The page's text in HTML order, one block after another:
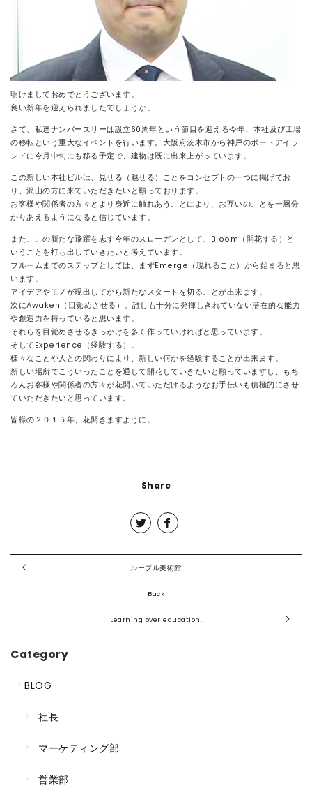
明けましておめでとうございます。
良い新年を迎えられましたでしょうか。
さて、私達ナンバースリーは設立60周年という節目を迎える今年、本社及び工場
の移転という重大なイベントを行います。大阪府茨木市から神戸のポートアイラ
ンドに今月中旬にも移る予定で、建物は既に出来上がっています。
この新しい本社ビルは、見せる（魅せる）ことをコンセプトの一つに掲げてお
り、沢山の方に来ていただきたいと願っております。
お客様や関係者の方々とより身近に触れあうことにより、お互いのことを一層分
かりあえるようになると信じています。
また、この新たな飛躍を志す今年のスローガンとして、Bloom（開花する）と
いうことを打ち出していきたいと考えています。
ブルームまでのステップとしては、まずEmerge（現れること）から始まると思
います。
アイデアやモノが現出してから新たなスタートを切ることが出来ます。
次にAwaken（目覚めさせる）。誰しも十分に発揮しきれていない潜在的な能力
や創造力を持っていると思います。
それらを目覚めさせるきっかけを多く作っていければと思っています。
そしてExperience（経験する）。
様々なことや人との関わりにより、新しい何かを経験することが出来ます。
新しい場所でこういったことを通して開花していきたいと願っていますし、もち
ろんお客様や関係者の方々が花開いていただけるようなお手伝いも積極的にさせ
ていただきたいと思っています。
皆様の２０１５年、花開きますように。
Share
ルーブル美術館
Back
Learning over education.
Category
BLOG
社長
マーケティング部
営業部